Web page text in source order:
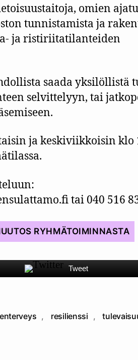
omien
tunnistamista ja
ja ristiriitatilanteiden
saada yksilöllistä
selvittelyyn, tai
ja keskiviikkoisin klo
tai 040 516
RYHMÄTOIMINNASTA
Tweet
, resilienssi ,